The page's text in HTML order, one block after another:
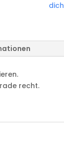
dich
recht.